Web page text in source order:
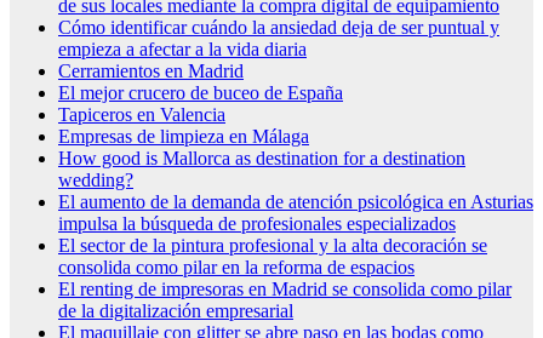
de sus locales mediante la compra digital de equipamiento
Cómo identificar cuándo la ansiedad deja de ser puntual y
empieza a afectar a la vida diaria
Cerramientos en Madrid
El mejor crucero de buceo de España
Tapiceros en Valencia
Empresas de limpieza en Málaga
How good is Mallorca as destination for a destination
wedding?
El aumento de la demanda de atención psicológica en Asturias
impulsa la búsqueda de profesionales especializados
El sector de la pintura profesional y la alta decoración se
consolida como pilar en la reforma de espacios
El renting de impresoras en Madrid se consolida como pilar
de la digitalización empresarial
El maquillaje con glitter se abre paso en las bodas como